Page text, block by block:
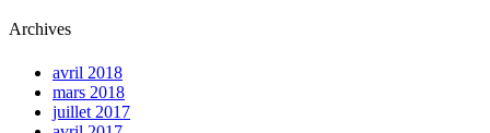
Archives
avril 2018
mars 2018
juillet 2017